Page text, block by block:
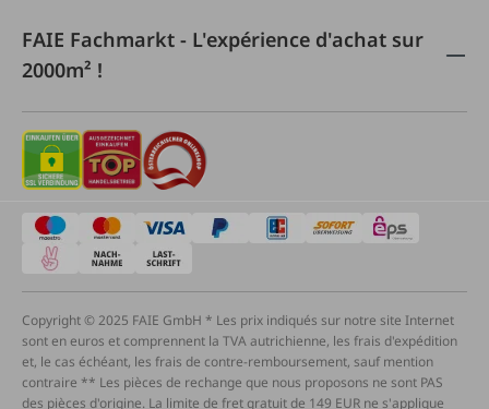
FAIE Fachmarkt - L'expérience d'achat sur
2000m² !
Copyright © 2025 FAIE GmbH * Les prix indiqués sur notre site Internet
sont en euros et comprennent la TVA autrichienne, les frais d'expédition
et, le cas échéant, les frais de contre-remboursement, sauf mention
contraire ** Les pièces de rechange que nous proposons ne sont PAS
des pièces d'origine. La limite de fret gratuit de 149 EUR ne s'applique